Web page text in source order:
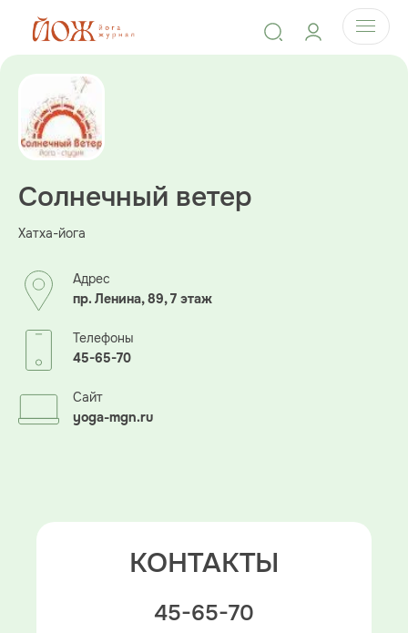
Солнечный ветер
Хатха-йога
Адрес
пр. Ленина, 89, 7 этаж
Телефоны
45-65-70
Сайт
yoga-mgn.ru
КОНТАКТЫ
45-65-70